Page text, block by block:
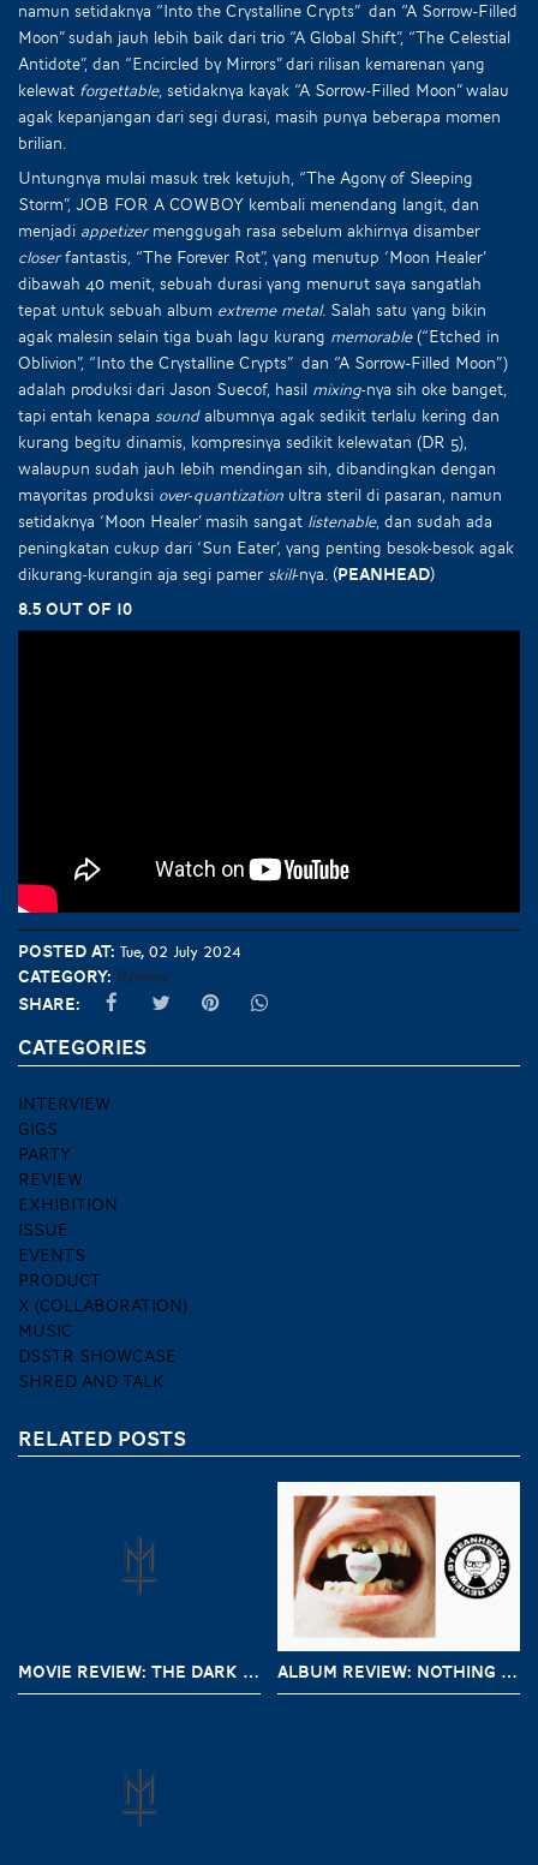
namun setidaknya “Into the Crystalline Crypts” dan “A Sorrow-Filled
Moon” sudah jauh lebih baik dari trio “A Global Shift”, “The Celestial
Antidote”, dan “Encircled by Mirrors” dari rilisan kemarenan yang
kelewat forgettable, setidaknya kayak “A Sorrow-Filled Moon” walau
agak kepanjangan dari segi durasi, masih punya beberapa momen
brilian.
Untungnya mulai masuk trek ketujuh, “The Agony of Sleeping
Storm”, JOB FOR A COWBOY kembali menendang langit, dan
menjadi appetizermenggugah rasa sebelum akhirnya disamber
closerfantastis, “The Forever Rot”, yang menutup ‘Moon Healer’
dibawah 40 menit, sebuah durasi yang menurut saya sangatlah
tepat untuk sebuah album extreme metal. Salah satu yang bikin
agak malesin selain tiga buah lagu kurang memorable (“Etched in
Oblivion”, “Into the Crystalline Crypts” dan “A Sorrow-Filled Moon”)
adalah produksi dari Jason Suecof, hasil mixing-nya sih oke banget,
tapi entah kenapa soundalbumnya agak sedikit terlalu kering dan
kurang begitu dinamis, kompresinya sedikit kelewatan (DR 5),
walaupun sudah jauh lebih mendingan sih, dibandingkan dengan
mayoritas produksi over-quantization ultra steril di pasaran, namun
setidaknya ‘Moon Healer’ masih sangat listenable, dan sudah ada
peningkatan cukup dari ‘Sun Eater’, yang penting besok-besok agak
dikurang-kurangin aja segi pamer skill-nya. (Peanhead)
8.5 out of 10
Posted at: Tue, 02 July 2024
Category: Review
Share:
CATEGORIES
INTERVIEW
GIGS
PARTY
REVIEW
EXHIBITION
ISSUE
EVENTS
PRODUCT
X (COLLABORATION)
MUSIC
DSSTR SHOWCASE
SHRED AND TALK
RELATED POSTS
MOVIE REVIEW: THE DARK AND THE WICKED (2020) ALBUM REVIEW: NOTHING – A SHORT HISTORY OF DECAY